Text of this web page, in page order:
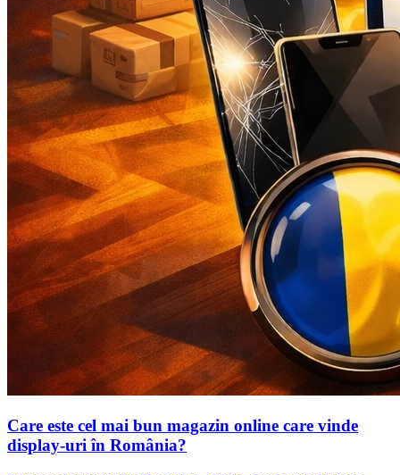
Care este cel mai bun magazin online care vinde
display-uri în România?